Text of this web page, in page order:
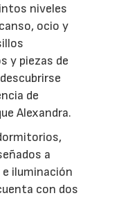
niveles
ocio y
y piezas de
de
Alexandra.
a
iluminación
con dos